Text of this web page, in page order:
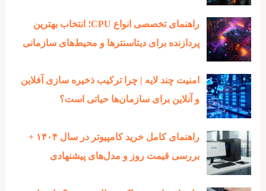
راهنمای تخصصی انواع CPU؛ انتخاب بهترین
پردازنده برای دیتاسنترها و محیط‌های سازمانی
امنیت چند لایه | چرا ترکیب ذخیره‌ سازی آفلاین
و آنلاین برای سازمان‌ها حیاتی است؟
راهنمای کامل خرید کامپیوتر در سال ۱۴۰۴ +
بررسی قیمت روز و مدل‌های پیشنهادی